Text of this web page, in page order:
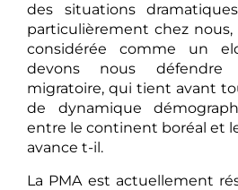
des situations
particulièrement chez
considérée comme un
devons nous défendre
migratoire, qui tient avant
de dynamique
entre le continent boréal et
avance t-il.
La PMA est actuellement